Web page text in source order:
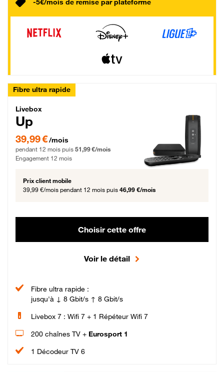
-5€/mois de remise par plateforme
Fibre ultra rapide
Livebox Up Fibre
Livebox
Up
39,99 € par mois pendant 12 mois puis 51,99 € par mois, Engagement 12 mois
39,99 €/mois
pendant 12 mois puis 51,99 €/mois
Engagement 12 mois
Prix client mobile
39,99 €/mois pendant 12 mois puis 46,99 €/mois
Choisir cette offre
Voir le détail
Fibre ultra rapide :
jusqu'à ↓ 8 Gbit/s ↑ 8 Gbit/s
Livebox 7 : Wifi 7 + 1 Répéteur Wifi 7
200 chaînes TV + Eurosport 1
1 Décodeur TV 6